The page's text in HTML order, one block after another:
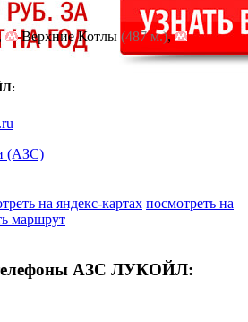
, Верхние Котлы (487 м.),
(АЗС)
на яндекс-картах посмотреть на
маршрут
АЗС ЛУКОЙЛ: